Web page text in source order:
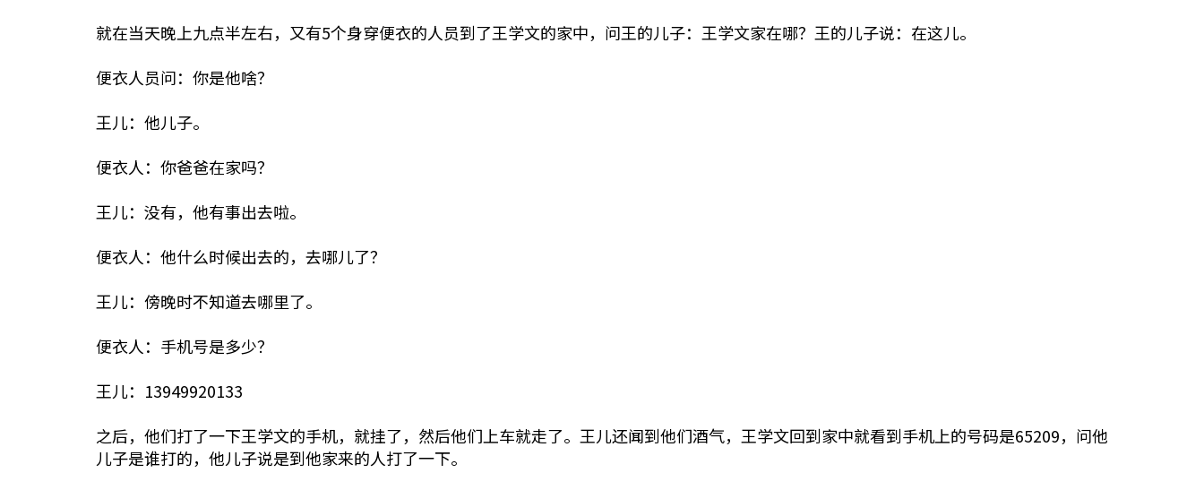
就在当天晚上九点半左右，又有5个身穿便衣的人员到了王学文的家中，问王的儿子：王学文家在哪？王的儿子说：在这儿。
便衣人员问：你是他啥？
王儿：他儿子。
便衣人：你爸爸在家吗？
王儿：没有，他有事出去啦。
便衣人：他什么时候出去的，去哪儿了？
王儿：傍晚时不知道去哪里了。
便衣人：手机号是多少？
王儿：13949920133
之后，他们打了一下王学文的手机，就挂了，然后他们上车就走了。王儿还闻到他们酒气，王学文回到家中就看到手机上的号码是65209，问他
儿子是谁打的，他儿子说是到他家来的人打了一下。